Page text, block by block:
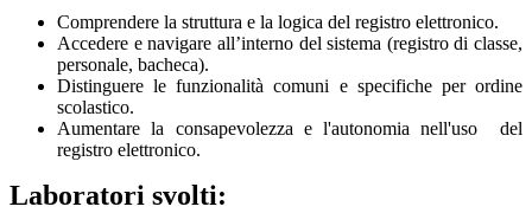
Comprendere la struttura e la logica del registro elettronico.
Accedere e navigare all’interno del sistema (registro di classe,
personale, bacheca).
Distinguere le funzionalità comuni e specifiche per ordine
scolastico.
Aumentare la consapevolezza e l'autonomia nell'uso
del
registro elettronico.
Laboratori svolti: